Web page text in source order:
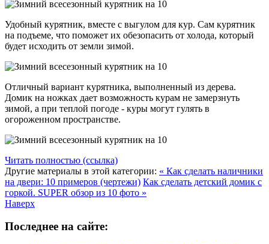
Удобный курятник, вместе с выгулом для кур. Сам курятник
на подъеме, что поможет их обезопасить от холода, который
будет исходить от земли зимой.
Отличный вариант курятника, выполненный из дерева.
Домик на ножках дает возможность курам не замерзнуть
зимой, а при теплой погоде - куры могут гулять в
огороженном пространстве.
Читать полностью (ссылка)
Другие материалы в этой категории: « Как сделать наличники
на двери: 10 примеров (чертежи) Как сделать детский домик с
горкой. SUPER обзор из 10 фото »
Наверх
Последнее на сайте: